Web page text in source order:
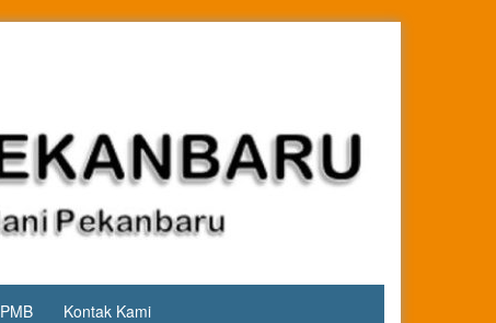
PMB Kontak Kami